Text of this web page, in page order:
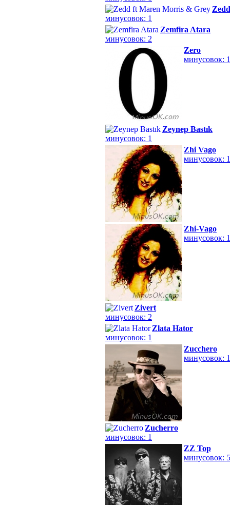
минусовок: 1
Zemfira Atara
минусовок: 2
Zero
минусовок: 1
Zeynep Bastık
минусовок: 1
Zhi Vago
минусовок: 1
Zhi-Vago
минусовок: 1
Zivert
минусовок: 2
Zlata Hator
минусовок: 1
Zucchero
минусовок:
Zucherro
минусовок: 1
ZZ Top
минусовок: 5